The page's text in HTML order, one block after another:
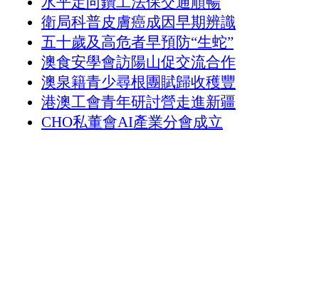
衛局科普皮膚癌成因早期辨識
五十歲及高危者早預防“生蛇”
澳食安學會訪陽山促交流合作
澳泉籍青少尋根團賦歸收穫豐
港澳工會青年研討營走進新疆
CHO私董會AI產業分會成立